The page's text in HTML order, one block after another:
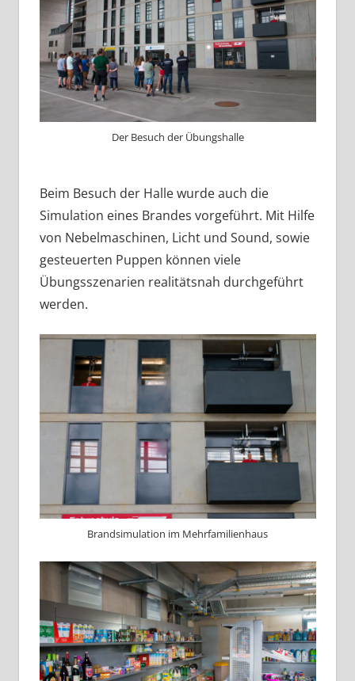
Der Besuch der Übungshalle
Beim Besuch der Halle wurde auch die
Simulation eines Brandes vorgeführt. Mit Hilfe
von Nebelmaschinen, Licht und Sound, sowie
gesteuerten Puppen können viele
Übungsszenarien realitätsnah durchgeführt
werden.
Brandsimulation im Mehrfamilienhaus